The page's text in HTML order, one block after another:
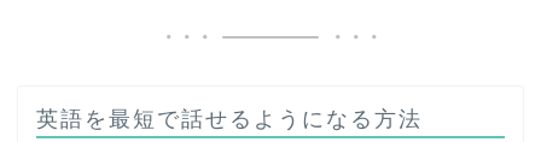
英語を最短で話せるようになる方法